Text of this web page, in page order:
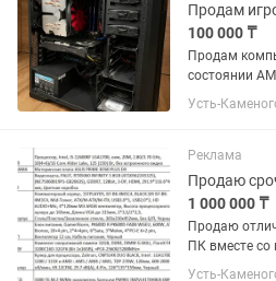
Продам
100 000 ₸
Продам
состоянии AMD FX8120 AMD RX470 16
озу 500гб
Усть-
Реклама
1 000 000 ₸
Продаю
ПК вместе со
идеальном
Усть-